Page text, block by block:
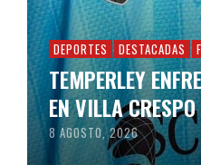
DEPORTES DESTACADAS
TEMPERLEY
EN VILLA CRESPO
8 AGOSTO, 2026